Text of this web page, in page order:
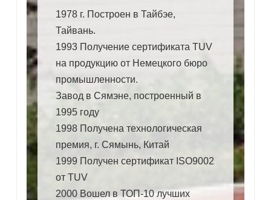
1978 г. Построен в Тайбэе,
Тайвань.
1993 Получение сертификата TUV
на продукцию от Немецкого бюро
промышленности.
Завод в Сямэне, построенный в
1995 году
1998 Получена технологическая
премия, г. Сямынь, Китай
1999 Получен сертификат ISO9002
от TUV
2000 Вошел в ТОП-10 лучших